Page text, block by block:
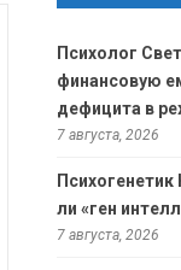
Психолог
финансовую
дефицита в
7 августа, 2026
ли «ген
7 августа, 2026